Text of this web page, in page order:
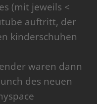
(mit jeweils <
auftritt, der
kinderschuhen
waren dann
des neuen